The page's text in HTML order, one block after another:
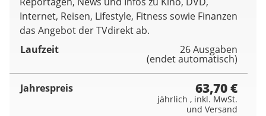
Internet, Reisen, Lifestyle, Fitness sowie Finanzen
das Angebot der TVdirekt ab.
Laufzeit
26 Ausgaben
(endet automatisch)
Jahrespreis 63,70 €
jährlich , inkl. MwSt.
und Versand